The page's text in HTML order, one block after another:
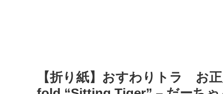
【折り紙】おすわりトラ お